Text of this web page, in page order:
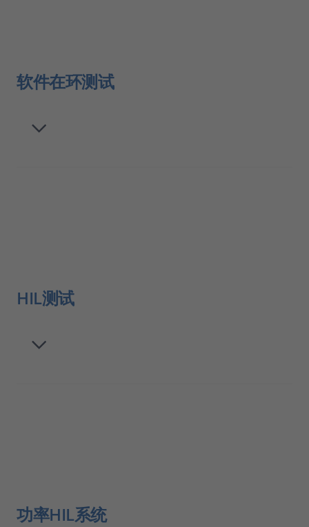
软件在环测试
HIL测试
功率HIL系统